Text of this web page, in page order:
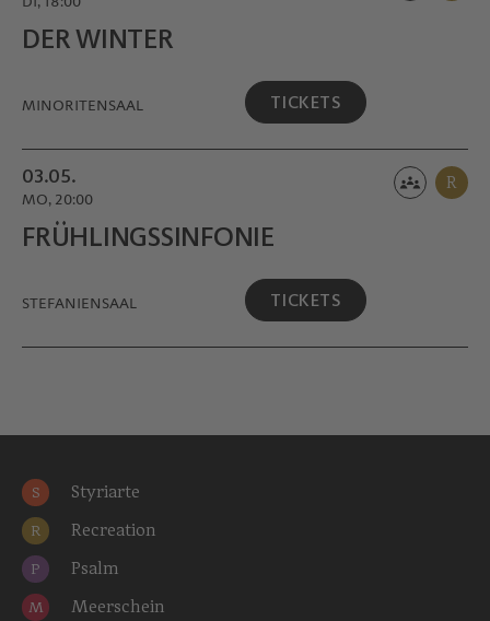
DER WINTER
MINORITEN­SAAL TICKETS
03.05.
MO, 20:00
R
FRÜHLINGS­SINFONIE
STEFANIENSAAL TICKETS
S Styriarte
R Recreation
P Psalm
M Meerschein